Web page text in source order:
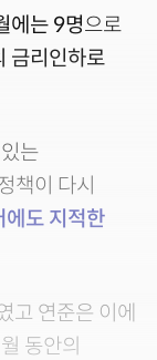
에는 9명으로
금리인하로
는
책이 다시
에도 지적한
고 연준은 이에
동안의